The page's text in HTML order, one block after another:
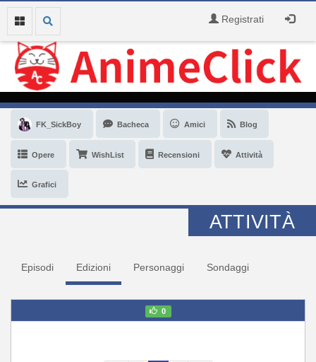
Registrati
FK_SickBoy Bacheca Amici Blog
Opere WishList Recensioni Attività
Grafici
ATTIVITÀ
Episodi Edizioni Personaggi Sondaggi
0